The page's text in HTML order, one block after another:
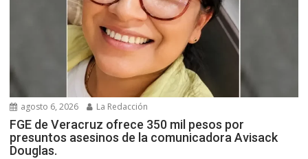
agosto 6, 2026 La Redacción
FGE de Veracruz ofrece 350 mil pesos por
presuntos asesinos de la comunicadora Avisack
Douglas.